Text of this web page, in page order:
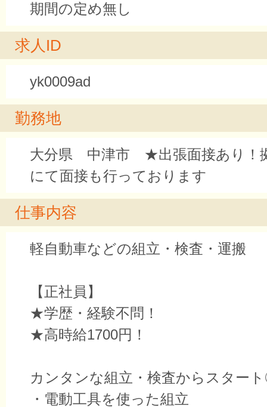
期間の定め無し
求人ID
yk0009ad
勤務地
大分県 中津市 ★出張面接あり！
にて面接も行っております
仕事内容
軽自動車などの組立・検査・運搬
【正社員】
★学歴・経験不問！
★高時給1700円！
カンタンな組立・検査からスター
・電動工具を使った組立